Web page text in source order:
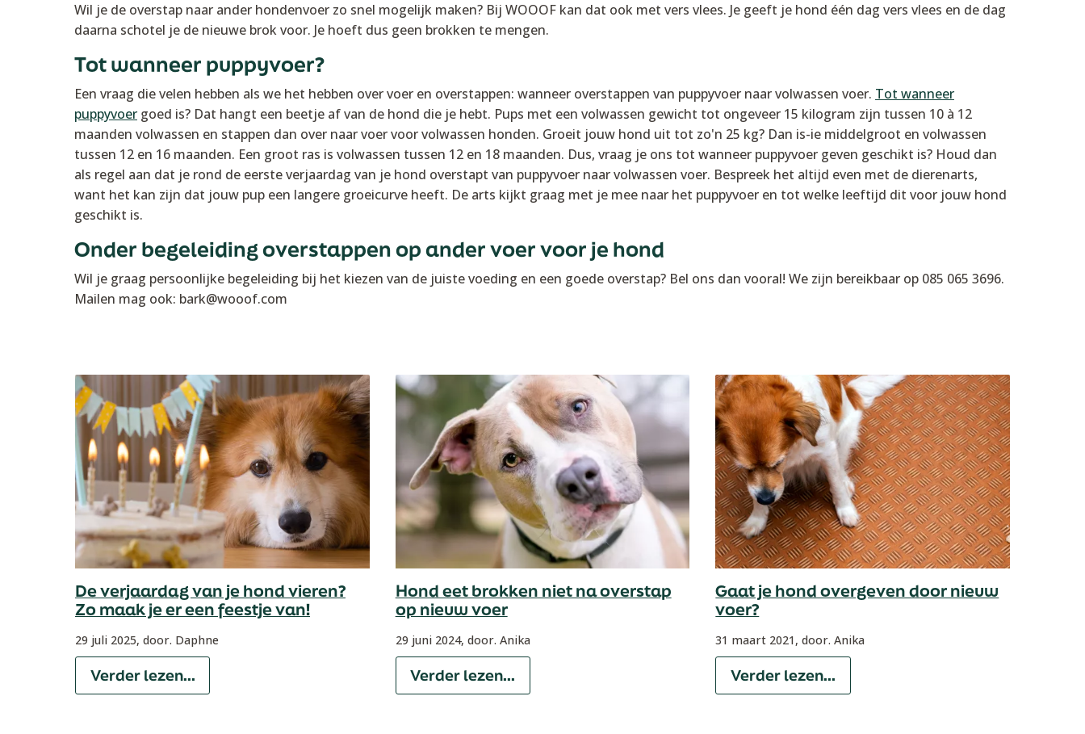
Wil je de overstap naar ander hondenvoer zo snel mogelijk maken? Bij WOOOF kan dat ook met vers vlees. Je geeft je hond één dag vers vlees en de dag
daarna schotel je de nieuwe brok voor. Je hoeft dus geen brokken te mengen.
Tot wanneer puppyvoer?
Een vraag die velen hebben als we het hebben over voer en overstappen: wanneer overstappen van puppyvoer naar volwassen voer. Tot wanneer
puppyvoer goed is? Dat hangt een beetje af van de hond die je hebt. Pups met een volwassen gewicht tot ongeveer 15 kilogram zijn tussen 10 à 12
maanden volwassen en stappen dan over naar voer voor volwassen honden. Groeit jouw hond uit tot zo'n 25 kg? Dan is-ie middelgroot en volwassen
tussen 12 en 16 maanden. Een groot ras is volwassen tussen 12 en 18 maanden. Dus, vraag je ons tot wanneer puppyvoer geven geschikt is? Houd dan
als regel aan dat je rond de eerste verjaardag van je hond overstapt van puppyvoer naar volwassen voer. Bespreek het altijd even met de dierenarts,
want het kan zijn dat jouw pup een langere groeicurve heeft. De arts kijkt graag met je mee naar het puppyvoer en tot welke leeftijd dit voor jouw hond
geschikt is.
Onder begeleiding overstappen op ander voer voor je hond
Wil je graag persoonlijke begeleiding bij het kiezen van de juiste voeding en een goede overstap? Bel ons dan vooral! We zijn bereikbaar op 085 065 3696.
Mailen mag ook: bark@wooof.com
De verjaardag van je hond vieren?
Zo maak je er een feestje van!
29 juli 2025, door. Daphne
Verder lezen...
Hond eet brokken niet na overstap
op nieuw voer
29 juni 2024, door. Anika
Verder lezen...
Gaat je hond overgeven door nieuw
voer?
31 maart 2021,door. Anika
Verder lezen...